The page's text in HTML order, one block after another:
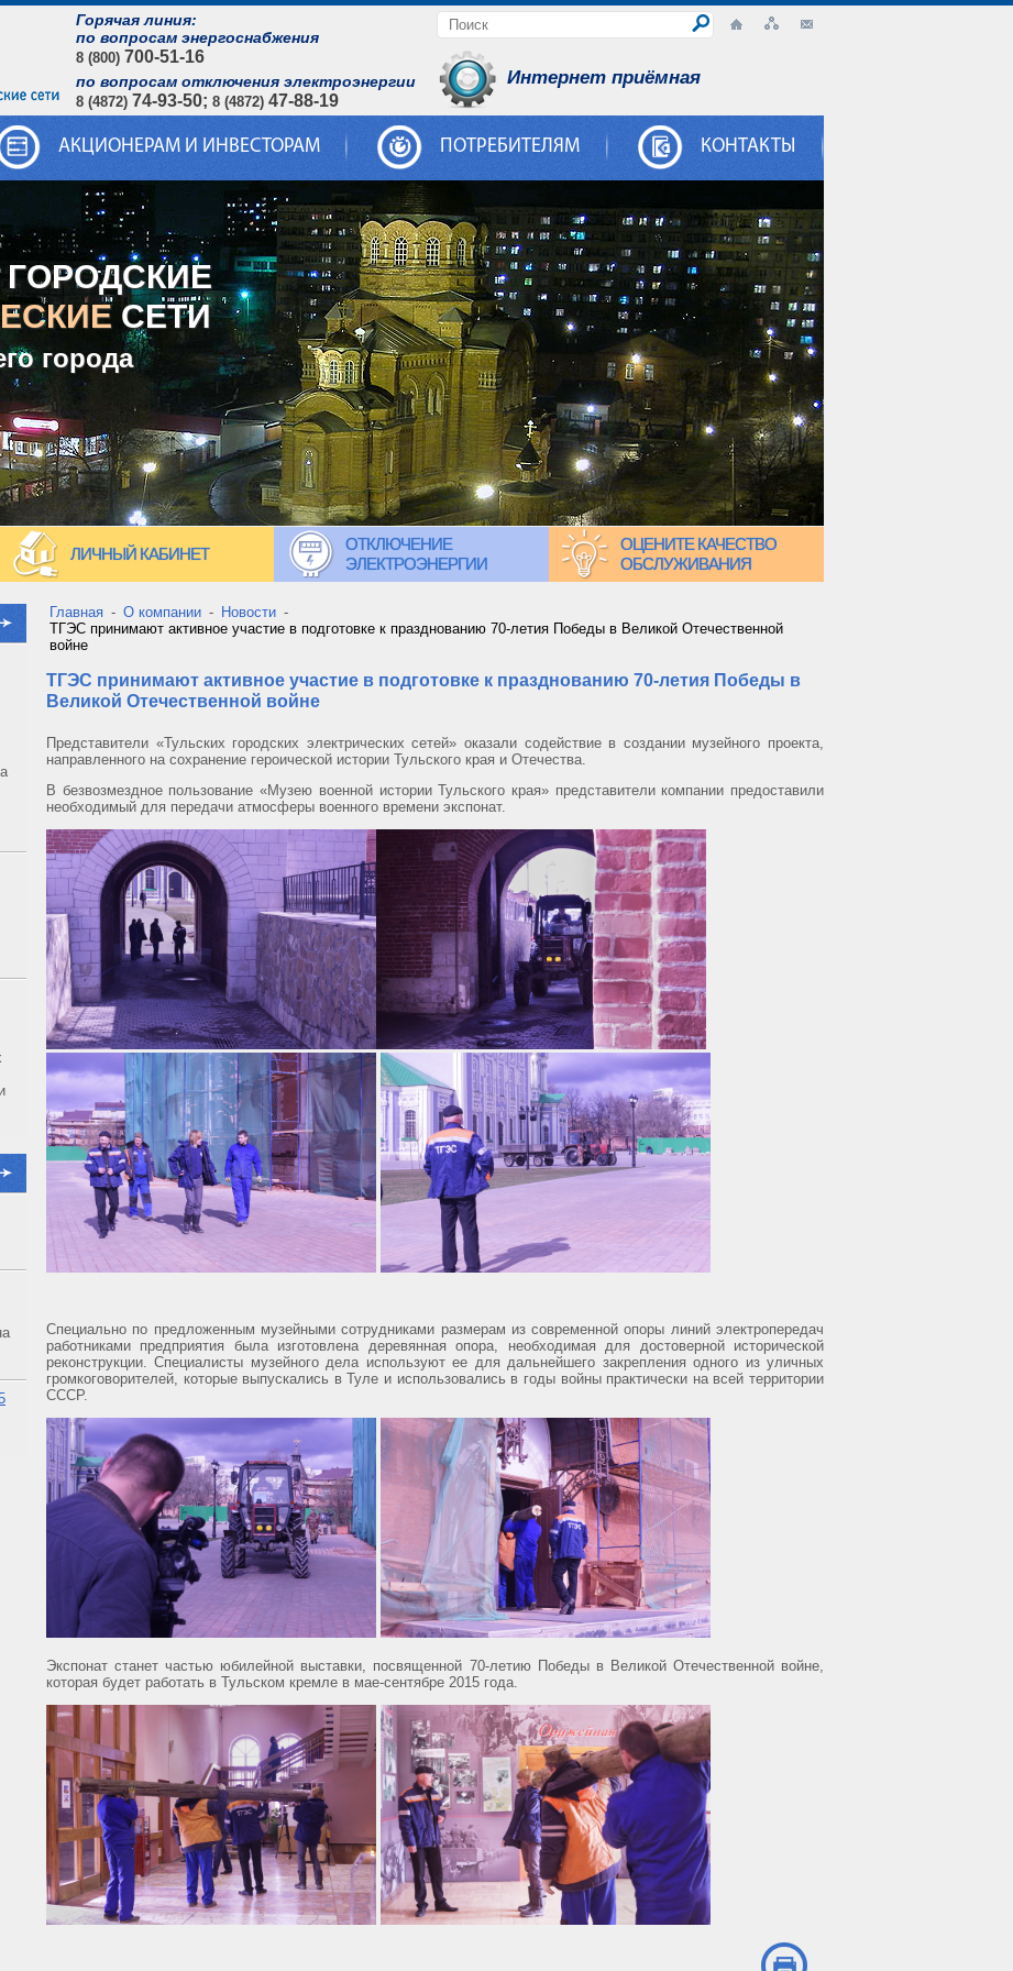
Горячая линия:
по вопросам энергоснабжения
8 (800) 700-51-16
по вопросам отключения электроэнергии
8 (4872) 74-93-50; 8 (4872) 47-88-19
Интернет приёмная
АКЦИОНЕРАМ И ИНВЕСТОРАМ ПОТРЕБИТЕЛЯМ КОНТАКТЫ
ГОРОДСКИЕ
СЕТИ
города
ЛИЧНЫЙ КАБИНЕТ
ОТКЛЮЧЕНИЕ
ЭЛЕКТРОЭНЕРГИИ
ОЦЕНИТЕ КАЧЕСТВО
ОБСЛУЖИВАНИЯ
Главная - О компании - Новости -
ТГЭС принимают активное участие в подготовке к празднованию 70-летия Победы в Великой Отечественной
войне
ТГЭС принимают активное участие в подготовке к празднованию 70-летия Победы в
Великой Отечественной войне
Представители «Тульских городских электрических сетей» оказали содействие в создании музейного проекта,
направленного на сохранение героической истории Тульского края и Отечества.
В безвозмездное пользование «Музею военной истории Тульского края» представители компании предоставили
необходимый для передачи атмосферы военного времени экспонат.
Специально по предложенным музейными сотрудниками размерам из современной опоры линий электропередач
работниками предприятия была изготовлена деревянная опора, необходимая для достоверной исторической
реконструкции. Специалисты музейного дела используют ее для дальнейшего закрепления одного из уличных
громкоговорителей, которые выпускались в Туле и использовались в годы войны практически на всей территории
СССР.
Экспонат станет частью юбилейной выставки, посвященной 70-летию Победы в Великой Отечественной войне,
которая будет работать в Тульском кремле в мае-сентябре 2015 года.